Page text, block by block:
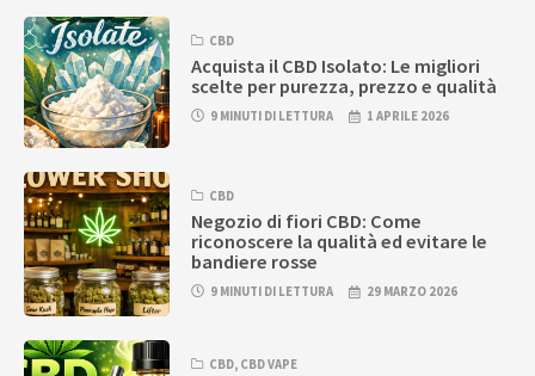
CBD
Acquista il CBD Isolato: Le migliori
scelte per purezza, prezzo e qualità
9 MINUTI DI LETTURA 1 APRILE 2026
CBD
Negozio di fiori CBD: Come
riconoscere la qualità ed evitare le
bandiere rosse
9 MINUTI DI LETTURA 29 MARZO 2026
CBD, CBD VAPE